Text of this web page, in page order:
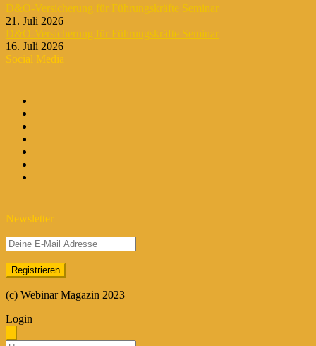
D&O-Versicherung für Führungskräfte Seminar
21. Juli 2026
D&O-Versicherung für Führungskräfte Seminar
16. Juli 2026
Social Media
Newsletter
(c) Webinar Magazin 2023
Login